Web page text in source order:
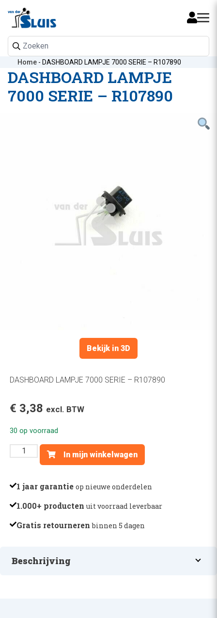
Mijn
Home - DASHBOARD LAMPJE 7000 SERIE – R107890
DASHBOARD LAMPJE
7000 SERIE – R107890
Bekijk in 3D
DASHBOARD LAMPJE 7000 SERIE – R107890
€ 3,38 excl. BTW
30 op voorraad
DASHBOARD
LAMPJE
SERIE
R107890
In mijn winkelwagen
1 jaar garantie op nieuwe onderdelen
1.000+ producten uit voorraad leverbaar
Gratis retournerenbinnen 5 dagen
Beschrijving